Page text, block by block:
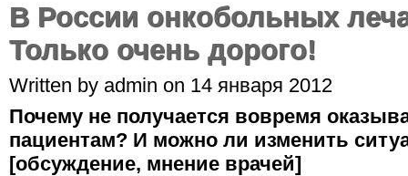
В России онкобольных
Только очень дорого!
Written by admin on 14 января 2012
Почему не получается вовремя
пациентам? И можно ли изменить
[обсуждение, мнение врачей]